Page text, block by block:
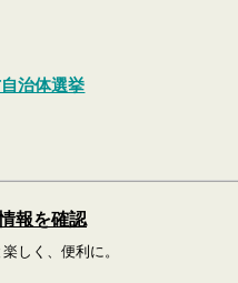
治体選挙
報を確認
しく、便利に。